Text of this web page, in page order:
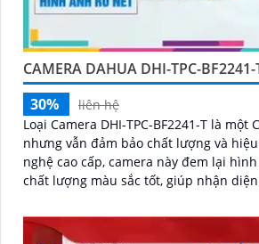
CAMERA DAHUA DHI-TPC-BF2241-
30%
liên hệ
Loại Camera DHI-TPC-BF2241-T là một
nhưng vẫn đảm bảo chất lượng và hiệu suất
nghệ cao cấp, camera này đem lại
chất lượng màu sắc tốt, giúp nhận